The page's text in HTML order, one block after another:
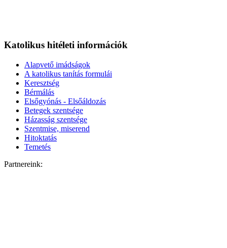
Katolikus hitéleti információk
Alapvető imádságok
A katolikus tanítás formulái
Keresztség
Bérmálás
Elsőgyónás - Elsőáldozás
Betegek szentsége
Házasság szentsége
Szentmise, miserend
Hitoktatás
Temetés
Partnereink: